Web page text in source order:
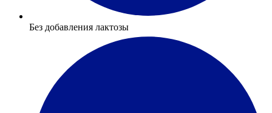
Без добавления лактозы